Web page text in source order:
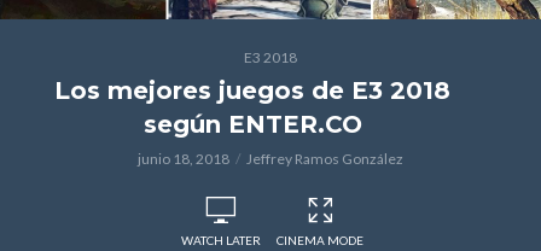
E3 2018
Los mejores juegos de E3 2018
según ENTER.CO
junio 18, 2018 Jeffrey Ramos González
WATCH LATER CINEMA MODE